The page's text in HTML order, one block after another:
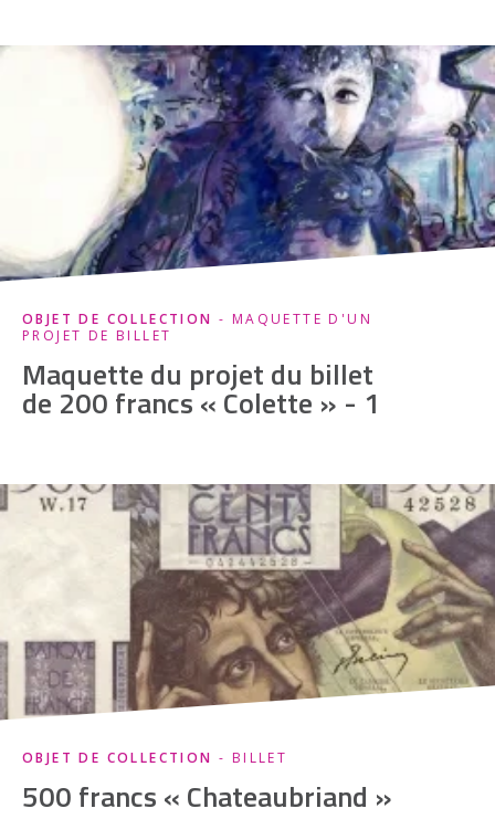
OBJET DE COLLECTION - MAQUETTE D'UN
PROJET DE BILLET
Maquette du projet du billet
de 200 francs « Colette » - 1
OBJET DE COLLECTION - BILLET
500 francs « Chateaubriand »